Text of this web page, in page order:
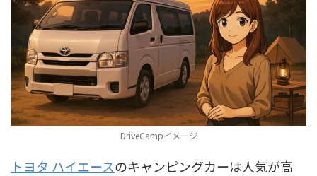
DriveCampイメージ
トヨタ ハイエースのキャンピングカーは人気が高